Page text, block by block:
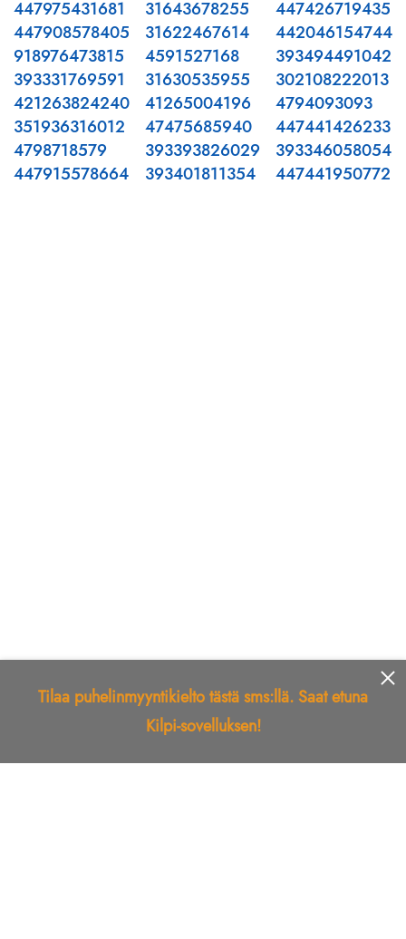
447975431681
447908578405
918976473815
393331769591
421263824240
351936316012
4798718579
447915578664
31643678255
31622467614
4591527168
31630535955
41265004196
47475685940
393393826029
393401811354
447426719435
442046154744
393494491042
302108222013
4794093093
447441426233
393346058054
447441950772
Tilaa puhelinmyyntikielto tästä sms:llä. Saat etuna
Kilpi-sovelluksen!